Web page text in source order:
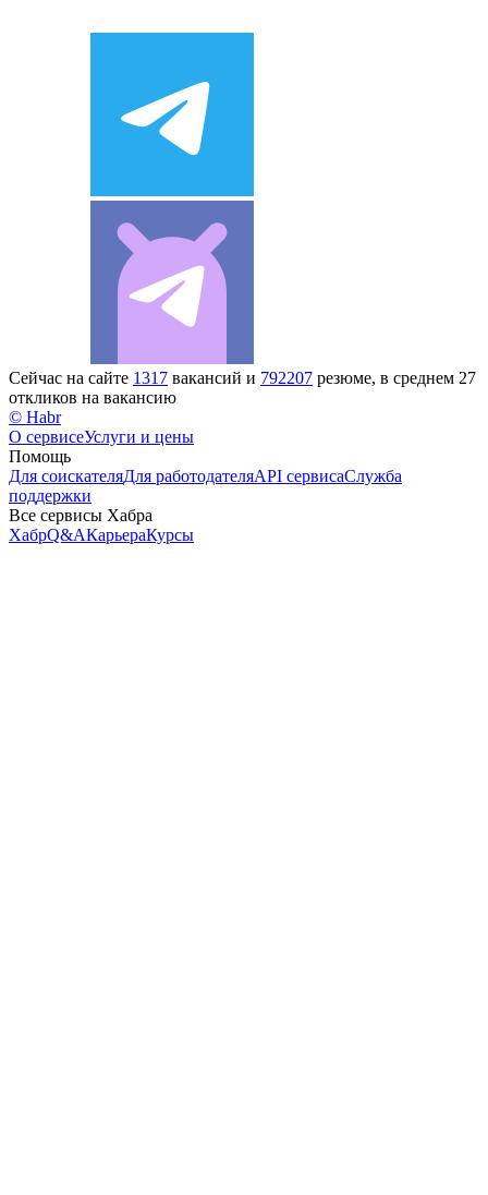
Сейчас на сайте 1317 вакансий и 792207 резюме, в среднем 27
откликов на вакансию
© Habr
О сервисеУслуги и цены
Помощь
Для соискателяДля работодателяAPI сервисаСлужба
поддержки
Все сервисы Хабра
ХабрQ&AКарьераКурсы